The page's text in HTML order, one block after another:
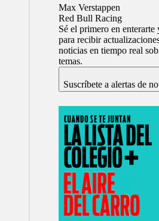
Max Verstappen
Red Bull Racing
Sé el primero en enterarte
para recibir
noticias en tiempo real
temas.
Suscríbete a alertas de